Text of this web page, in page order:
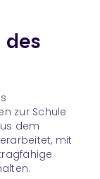
des
zur Schule
dem
mit